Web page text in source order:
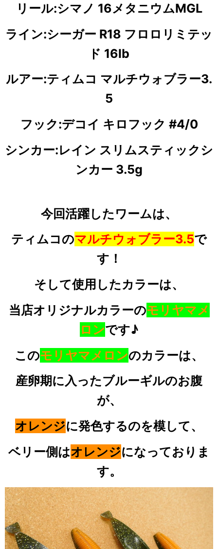
リール:シマノ 16メタニウムMGL
ライン:シーガー R18 フロロリミテッ
ド 16lb
ルアー:ティムコ マルチウォブラー3.
5
フック:デコイ キロフック #4/0
シンカー:レイン スリムスティックシ
ンカー 3.5g
今回活躍したワームは、
ティムコのマルチウォブラー3.5で
す！
そして使用したカラーは、
当店オリジナルカラーのモリヤマメ
ロンです♪
このモリヤマメロンのカラーは、
産卵期に入ったブルーギルのお腹
が、
オレンジに発色するのを模して、
ベリー側はオレンジになっておりま
す。